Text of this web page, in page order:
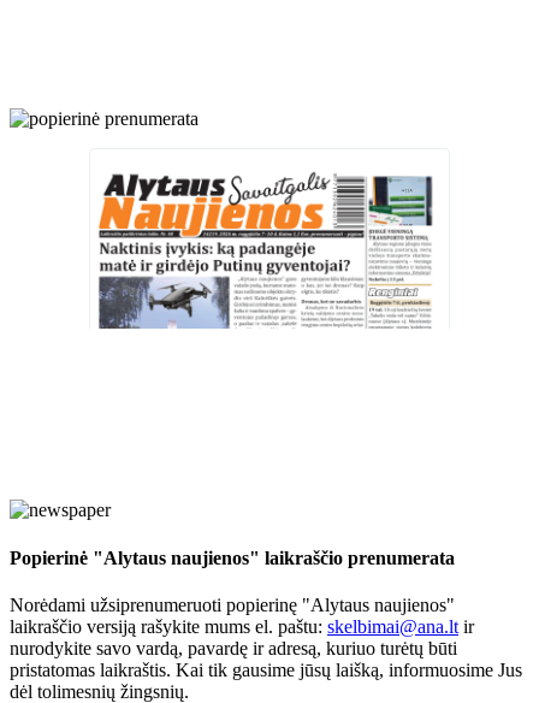
Popierinė "Alytaus naujienos" laikraščio prenumerata
Norėdami užsiprenumeruoti popierinę "Alytaus naujienos"
laikraščio versiją rašykite mums el. paštu: skelbimai@ana.lt ir
nurodykite savo vardą, pavardę ir adresą, kuriuo turėtų būti
pristatomas laikraštis. Kai tik gausime jūsų laišką, informuosime Jus
dėl tolimesnių žingsnių.